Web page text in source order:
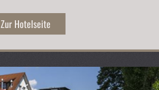
Zur Hotelseite